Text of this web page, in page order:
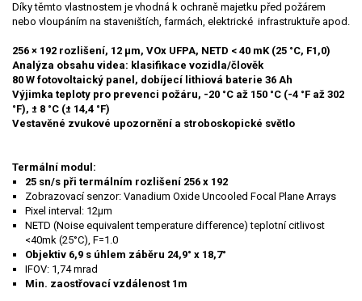
Díky těmto vlastnostem je vhodná k ochraně majetku před požárem
nebo vloupáním na staveništích, farmách, elektrické infrastruktuře apod.
256 × 192 rozlišení, 12 µm, VOx UFPA, NETD < 40 mK (25 °C, F1,0)
Analýza obsahu videa: klasifikace vozidla/člověk
80 W fotovoltaický panel, dobíjecí lithiová baterie 36 Ah
Výjimka teploty pro prevenci požáru, -20 °C až 150 °C (-4 °F až 302
°F), ± 8 °C (± 14,4 °F)
Vestavěné zvukové upozornění a stroboskopické světlo
Termální modul:
25 sn/s při termálním rozlišení 256 x 192
Zobrazovací senzor: Vanadium Oxide Uncooled Focal Plane Arrays
Pixel interval: 12µm
NETD (Noise equivalent temperature difference) teplotní citlivost
<40mk (25°C), F=1.0
Objektiv 6,9 s úhlem záběru 24,9° x 18,7°
IFOV: 1,74 mrad
Min. zaostřovací vzdálenost 1m